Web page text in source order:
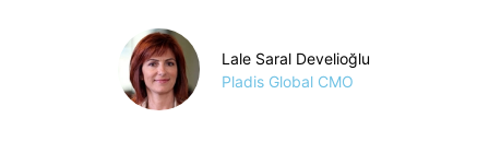
Lale Saral Develioğlu
Pladis Global CMO